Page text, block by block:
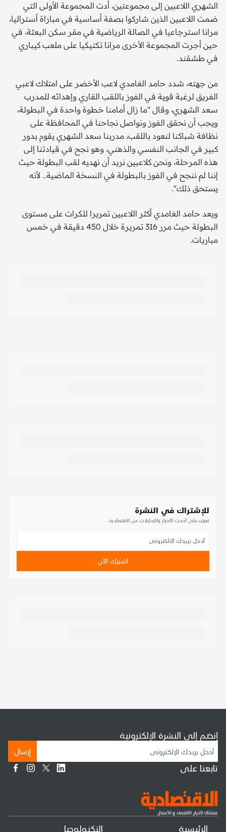
الشهري اللاعبين إلى مجموعتين، أدت المجموعة الأولى التي
ضمت اللاعبين الذين شاركوا بصفة أساسية في مباراة أستراليا،
مرانا استرجاعيا في الصالة الرياضية في مقر سكن البعثة، في
حين أجرت المجموعة الأخرى مرانا تكتيكيا على ملعب كيباري
في طشقند.
من جهته، شدد حامد الغامدي لاعب الأخضر على امتلاك لاعبي
الفريق لرغبة قوية في الفوز باللقب القاري وإهدائه للمدرب
سعد الشهري، وقال "ما زال أمامنا خطوة واحدة في البطولة،
ويجب أن نحقق الفوز ونواصل نجاحنا في المحافظة على
نظافة شباكنا لنعود باللقب، مدربنا سعد الشهري يقوم بدور
كبير في الجانب النفسي والذهني، وهو نجح في قيادتنا إلى
هذه المرحلة، ونحن كلاعبين نريد أن نهديه لقب البطولة حيث
إننا لم ننجح في الفوز بالبطولة في النسخة الماضية.. لأنه
يستحق ذلك".
ويعد حامد الغامدي أكثر اللاعبين تمريرا للكرات على مستوى
البطولة حيث مرر 316 تمريرة خلال 450 دقيقة في خمس
مباريات.
للإشتراك في النشرة
تعرف على أحدث الأخبار والتحليلات من الاقتصادية
اشترك الآن
الرئيسية التكنولوجيا
إنضم إلى النشرة الإلكترونية
إرسال
تابعنا على